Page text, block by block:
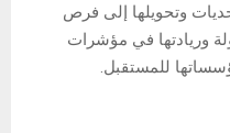
وتحويلها إلى فرص
وريادتها في مؤشرات
للمستقبل.